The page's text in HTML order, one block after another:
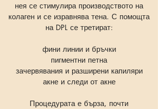
нея се стимулира производството на
колаген и се изравнява тена. С помощта
на DPL се третират:
фини линии и бръчки
пигментни петна
зачервявания и разширени капиляри
акне и следи от акне
Процедурата е бърза, почти